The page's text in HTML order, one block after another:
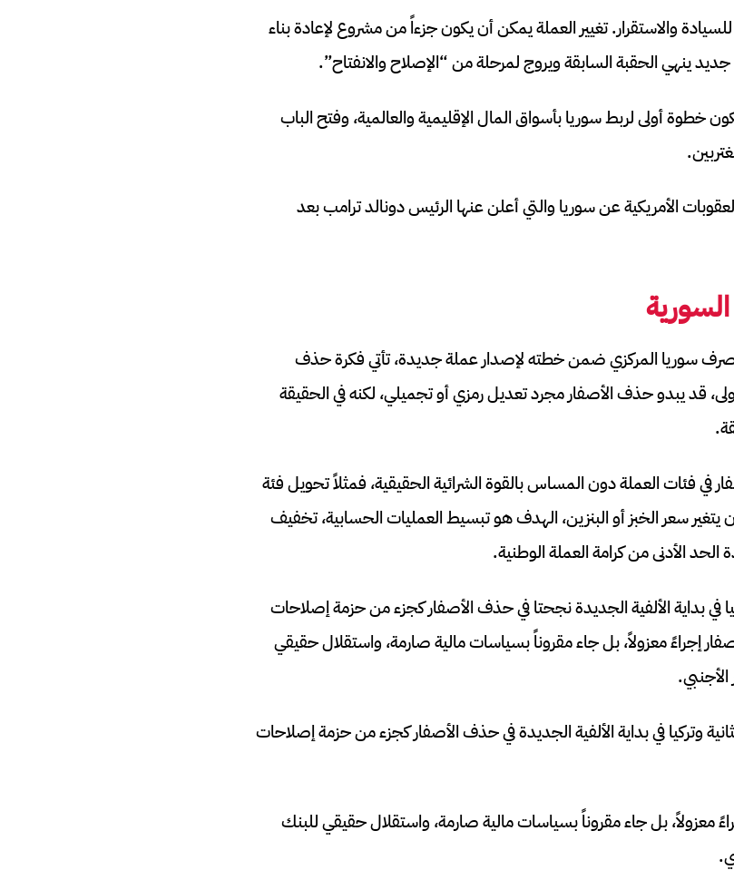
والاستقرار. تغيير العملة يمكن أن يكون جزءاً من مشروع لإعادة بناء
ينهي الحقبة السابقة ويروج لمرحلة من “الإصلاح والانفتاح”.
خطوة أولى لربط سوريا بأسواق المال الإقليمية والعالمية، وفتح الباب
الأمريكية عن سوريا والتي أعلن عنها الرئيس دونالد ترامب بعد
سوريا المركزي ضمن خطته لإصدار عملة جديدة، تأتي فكرة حذف
قد يبدو حذف الأصفار مجرد تعديل رمزي أو تجميلي، لكنه في الحقيقة
فئات العملة دون المساس بالقوة الشرائية الحقيقية، فمثلاً تحويل فئة
دون أن يتغير سعر الخبز أو البنزين، الهدف هو تبسيط العمليات الحسابية، تخفيف
الأدنى من كرامة العملة الوطنية.
في بداية الألفية الجديدة نجحتا في حذف الأصفار كجزء من حزمة إصلاحات
إجراءً معزولاً، بل جاء مقروناً بسياسات مالية صارمة، واستقلال حقيقي
وتركيا في بداية الألفية الجديدة في حذف الأصفار كجزء من حزمة إصلاحات
معزولاً، بل جاء مقروناً بسياسات مالية صارمة، واستقلال حقيقي للبنك